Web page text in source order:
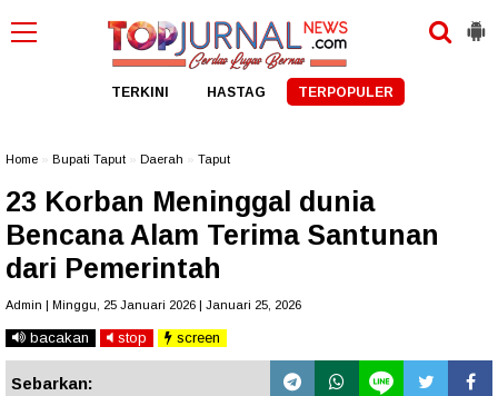
TERKINI HASTAG TERPOPULER
Home Bupati Taput Daerah Taput
23 Korban Meninggal dunia
Bencana Alam Terima Santunan
dari Pemerintah
Admin | Minggu, 25 Januari 2026 | Januari 25, 2026
bacakan stop screen
Sebarkan: